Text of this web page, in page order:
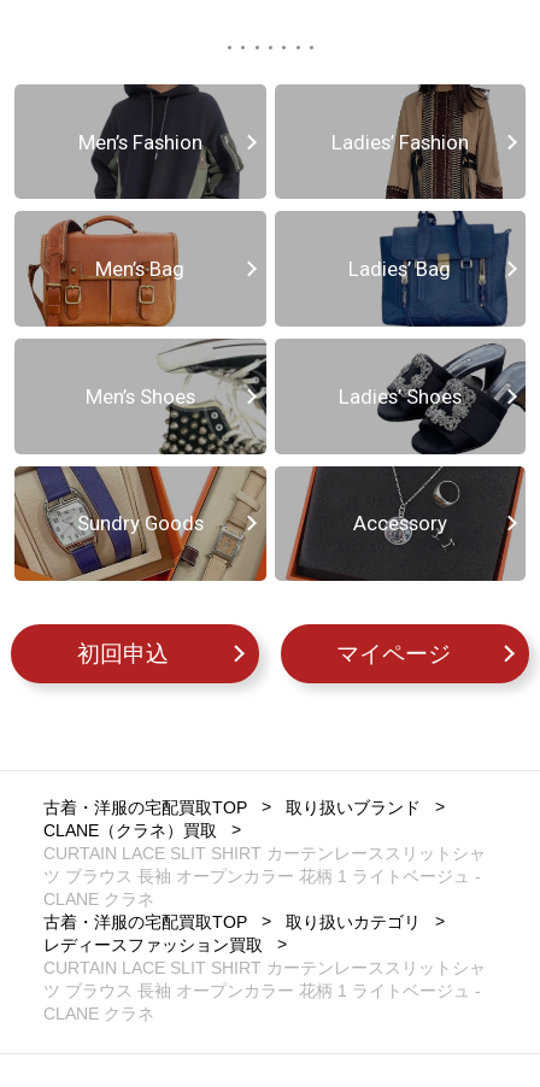
Men’s Fashion Ladies’ Fashion
Men’s Bag Ladies’ Bag
Men’s Shoes Ladies’ Shoes
Sundry Goods Accessory
初回申込 マイページ
古着・洋服の宅配買取TOP
取り扱いブランド
CLANE（クラネ）買取
CURTAIN LACE SLIT SHIRT カーテンレーススリットシャ
ツ ブラウス 長袖 オープンカラー 花柄 1 ライトベージュ -
CLANE クラネ
古着・洋服の宅配買取TOP
取り扱いカテゴリ
レディースファッション買取
CURTAIN LACE SLIT SHIRT カーテンレーススリットシャ
ツ ブラウス 長袖 オープンカラー 花柄 1 ライトベージュ -
CLANE クラネ